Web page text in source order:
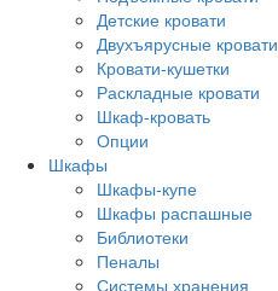
Детские кровати
Двухъярусные кровати
Кровати-кушетки
Раскладные кровати
Шкаф-кровать
Опции
Шкафы
Шкафы-купе
Шкафы распашные
Библиотеки
Пеналы
Системы хранения